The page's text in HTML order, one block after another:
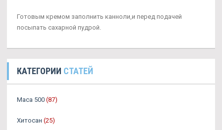
Готовым кремом заполнить канноли,и перед подачей
посыпать сахарной пудрой.
КАТЕГОРИИ СТАТЕЙ
Maca 500 (87)
Хитосан (25)